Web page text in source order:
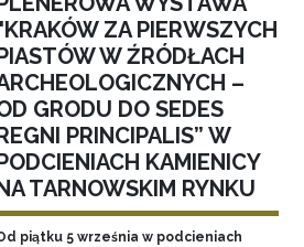
ZA PIERWSZYCH
W ŹRÓDŁACH
–
GRODU DO SEDES
PRINCIPALIS” W
KAMIENICY
TARNOWSKIM RYNKU
piątku 5 września w podcieniach